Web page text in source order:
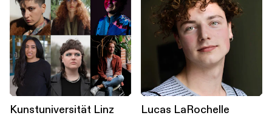
Kunstuniversität Linz Lucas LaRochelle